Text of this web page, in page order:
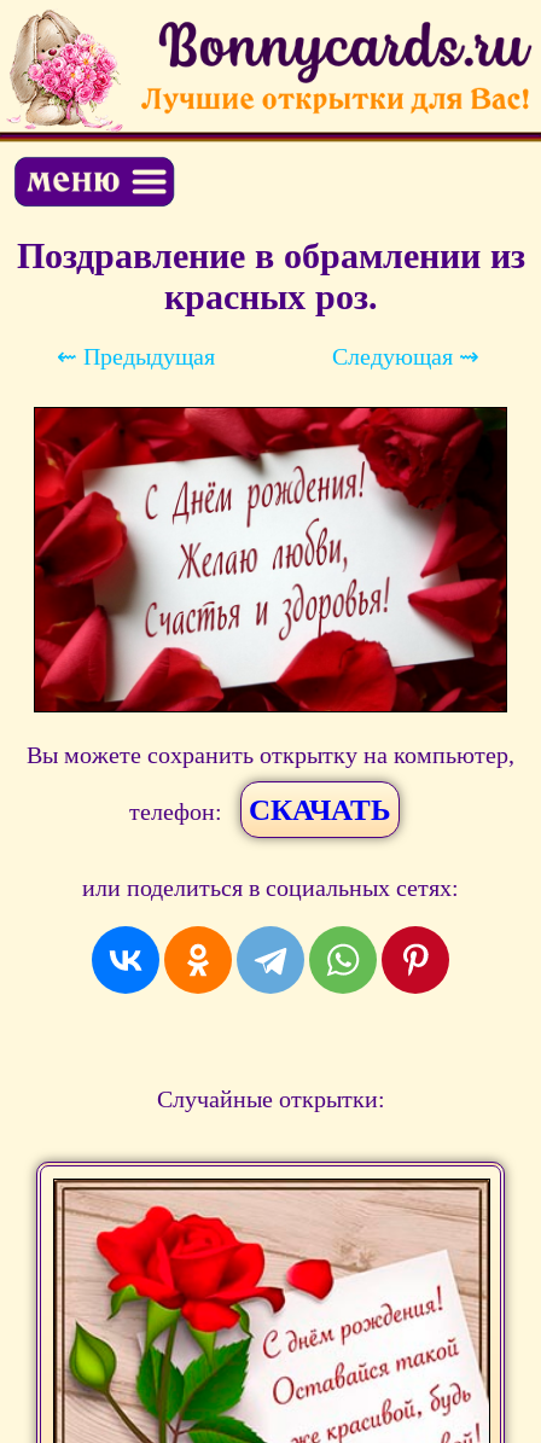
Поздравление в обрамлении из
красных роз.
⇜ Предыдущая Следующая ⇝
Вы можете сохранить открытку на компьютер,
телефон: СКАЧАТЬ
или поделиться в социальных сетях:
Случайные открытки: